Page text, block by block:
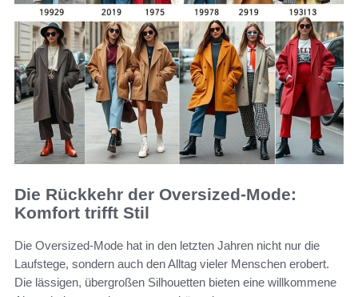
Die Rückkehr der Oversized-Mode:
Komfort trifft Stil
Die Oversized-Mode hat in den letzten Jahren nicht nur die
Laufstege, sondern auch den Alltag vieler Menschen erobert.
Die lässigen, übergroßen Silhouetten bieten eine willkommene